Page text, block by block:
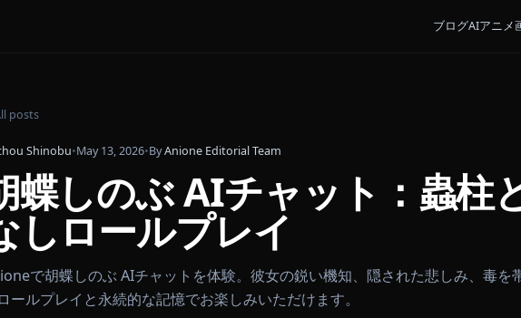
胡蝶しのぶ AIチャット：
なしロールプレイ
Anioneで胡蝶しのぶ AIチャットを体験。彼女の鋭い機知、隠された